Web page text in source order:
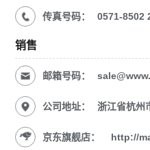
传真号码： 0571-8502
销售
邮箱号码：
公司地址： 浙江省杭州
京东旗舰店： http://